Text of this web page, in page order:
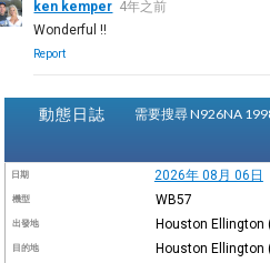
ken kemper 4年之前
Wonderful !!
Report
動態日誌 需要搜尋 N926NA
日期 2026年 08月 06日
機型 WB57
出發地 Houston Ellington
目的地 Houston Ellington